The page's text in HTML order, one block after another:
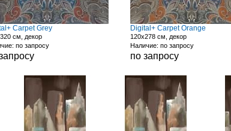
Carpet Grey
см, декор
по запросу
Digital+ Carpet Orange
120x278 см, декор
Наличие: по запросу
по запросу